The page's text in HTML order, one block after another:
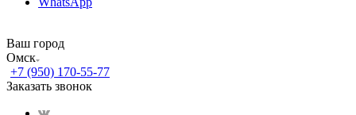
Ваш город
Омск
+7 (950) 170-55-77
Заказать звонок